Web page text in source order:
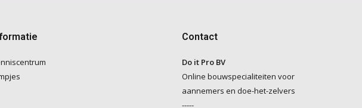
Contact
Do it Pro BV
Online bouwspecialiteiten voor
aannemers en doe-het-zelvers
-----